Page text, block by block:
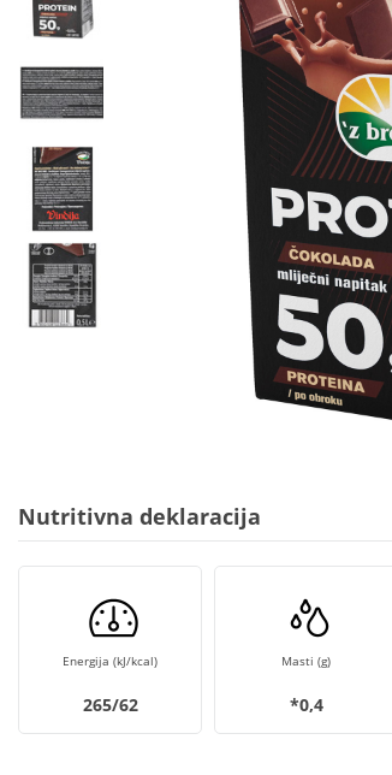
Nutritivna deklaracija
Energija (kJ/kcal)
265/62
Masti (g)
*0,4